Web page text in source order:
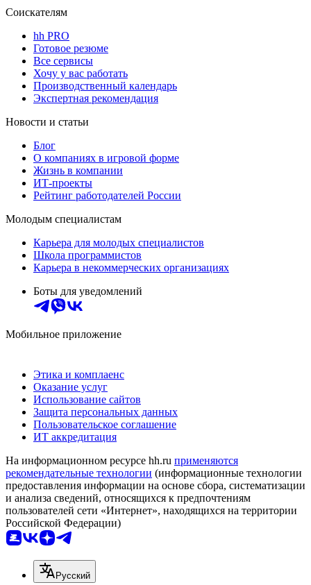
Соискателям
hh PRO
Готовое резюме
Все сервисы
Хочу у вас работать
Производственный календарь
Экспертная рекомендация
Новости и статьи
Блог
О компаниях в игровой форме
Жизнь в компании
ИТ-проекты
Рейтинг работодателей России
Молодым специалистам
Карьера для молодых специалистов
Школа программистов
Карьера в некоммерческих организациях
Боты для уведомлений
Мобильное приложение
Этика и комплаенс
Оказание услуг
Использование сайтов
Защита персональных данных
Пользовательское соглашение
ИТ аккредитация
На информационном ресурсе hh.ru применяются
рекомендательные технологии (информационные технологии
предоставления информации на основе сбора, систематизации
и анализа сведений, относящихся к предпочтениям
пользователей сети «Интернет», находящихся на территории
Российской Федерации)
Русский